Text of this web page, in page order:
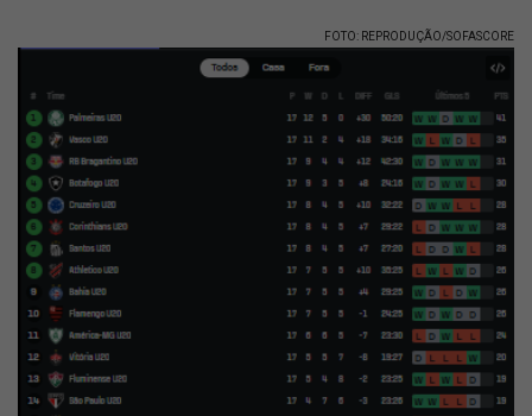
FOTO: REPRODUÇÃO/SOFASCORE